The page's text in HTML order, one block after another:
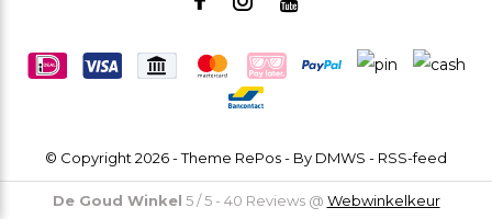
© Copyright 2026- Theme RePos - By DMWS - RSS-feed
De Goud Winkel 5/5- 40 Reviews @ Webwinkelkeur